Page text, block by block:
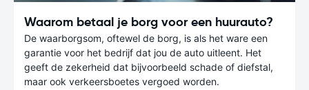
Waarom betaal je borg voor een huurauto?
De waarborgsom, oftewel de borg, is als het ware een
garantie voor het bedrijf dat jou de auto uitleent. Het
geeft de zekerheid dat bijvoorbeeld schade of diefstal,
maar ook verkeersboetes vergoed worden.